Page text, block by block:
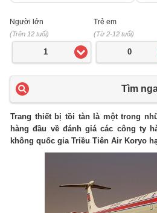
Người lớn
(Trên 12 tuổi)
1
Trẻ em
(Từ 2-12 tuổi)
0
Tìm
Trang thiết bị tồi tàn là một trong
hàng đầu về đánh giá các công ty
không quốc gia Triều Tiên Air Koryo